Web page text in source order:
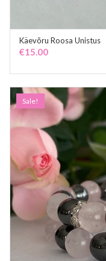
Käevõru Roosa Unistus
€15.00
Sale!